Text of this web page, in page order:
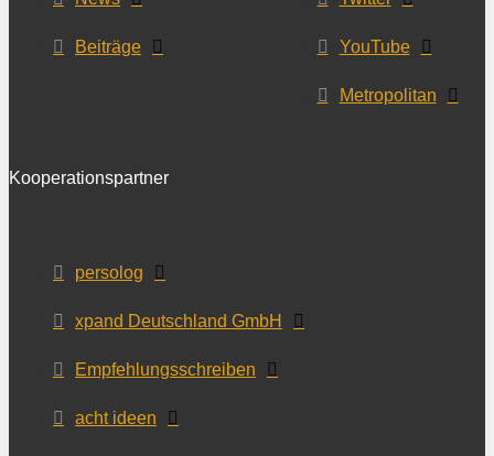
Beiträge YouTube
Metropolitan
Kooperationspartner
persolog
xpand Deutschland GmbH
Empfehlungsschreiben
acht ideen